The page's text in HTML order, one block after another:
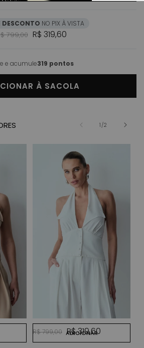
DESCONTO NO PIX À VISTA
normal
799,00 Preço promocional
R$ 319,60
e acumule319 pontos
À SACOLA
1 /de
2
OFF WHITE
Preço normal
R$ 799,00 Preço promocional
R$ 319,60
ADICIONAR